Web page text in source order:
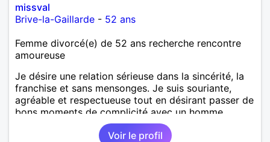
missval
Brive-la-Gaillarde - 52 ans
Femme divorcé(e) de 52 ans recherche rencontre
amoureuse
Je désire une relation sérieuse dans la sincérité, la
franchise et sans mensonges. Je suis souriante,
agréable et respectueuse tout en désirant passer de
bons moments de complicité avec un homme
voulant aller dans la même direction que moi.
Voir le profil